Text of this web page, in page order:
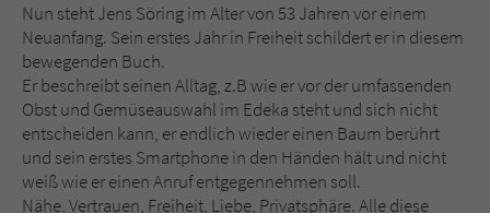
Nun steht Jens Söring im Alter von 53 Jahren vor einem
Neuanfang. Sein erstes Jahr in Freiheit schildert er in diesem
bewegenden Buch.
Er beschreibt seinen Alltag, z.B wie er vor der umfassenden
Obst und Gemüseauswahl im Edeka steht und sich nicht
entscheiden kann, er endlich wieder einen Baum berührt
und sein erstes Smartphone in den Händen hält und nicht
weiß wie er einen Anruf entgegennehmen soll.
Nähe, Vertrauen, Freiheit, Liebe, Privatsphäre. Alle diese